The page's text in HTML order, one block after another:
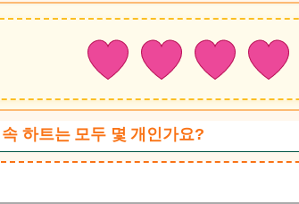
하트는 모두 몇 개인가요?